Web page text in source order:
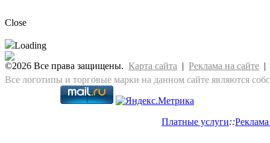
Close
Loading
©2026 Все права защищены. Карта сайта | Реклама на сайте |
Все логотипы и торговые марки на данном сайте являются
Платные услуги::